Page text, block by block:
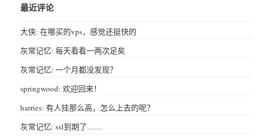
最近评论
大侠: 在哪买的vps，感觉还挺快的
灰常记忆: 每天看看一两次足矣
灰常记忆: 一个月都没发现？
springwood: 欢迎回来！
harries: 有人挂那么高，怎么上去的呢？
灰常记忆: ssl到期了……